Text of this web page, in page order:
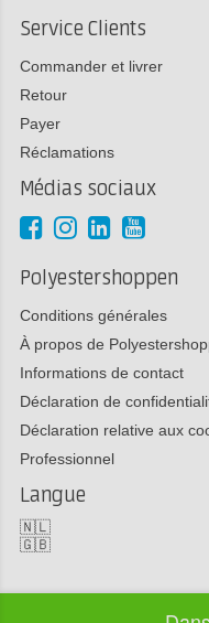
Service Clients
Commander et livrer
Retour
Payer
Réclamations
Médias sociaux
Polyestershoppen
Conditions générales
À propos de
Informations de contact
Déclaration de
Déclaration relative aux
Professionnel
Langue
🇳🇱
🇬🇧